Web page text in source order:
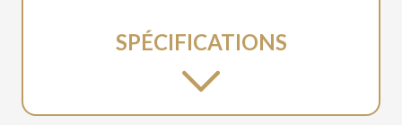
SPÉCIFICATIONS